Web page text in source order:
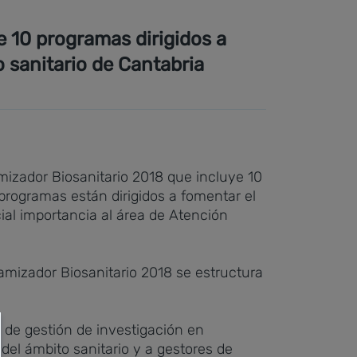
10 programas dirigidos a
de Cantabria
Biosanitario 2018 que incluye 10
están dirigidos a fomentar el
importancia al área de Atención
Biosanitario 2018 se estructura
gestión de investigación en
ámbito sanitario y a gestores de